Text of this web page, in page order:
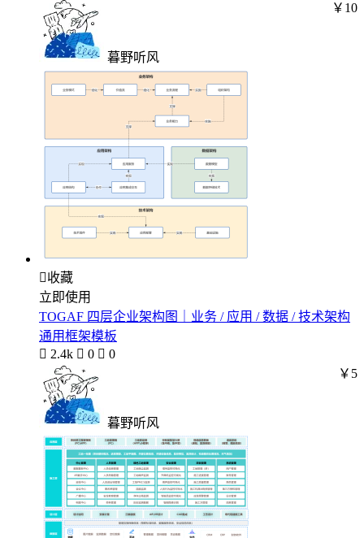
暮野听风
￥10
收藏
立即使用
TOGAF 四层企业架构图｜业务 / 应用 / 数据 / 技术架构
通用框架模板
 2.4k  0  0
暮野听风
￥5